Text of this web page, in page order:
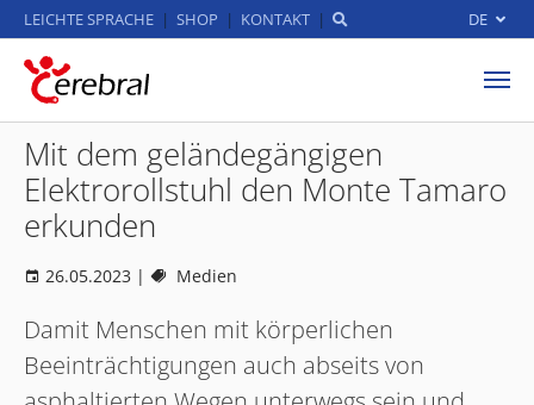
LEICHTE SPRACHE SHOP KONTAKT DE
Mit dem geländegängigen
Elektrorollstuhl den Monte Tamaro
erkunden
26.05.2023 | Medien
Damit Menschen mit körperlichen
Beeinträchtigungen auch abseits von